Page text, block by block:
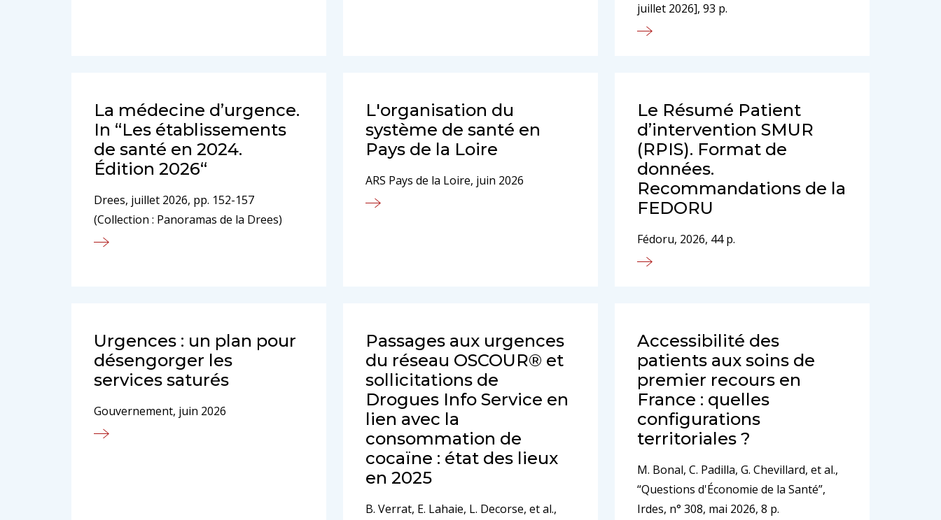
juillet 2026], 93 p.
La médecine d’urgence.
In “Les établissements
de santé en 2024.
Édition 2026“
Drees, juillet 2026, pp. 152-157
(Collection : Panoramas de la Drees)
L'organisation du
système de santé en
Pays de la Loire
ARS Pays de la Loire, juin 2026
Le Résumé Patient
d’intervention SMUR
(RPIS). Format de
données.
Recommandations de la
FEDORU
Fédoru, 2026, 44 p.
Urgences : un plan pour
désengorger les
services saturés
Gouvernement, juin 2026
Passages aux urgences
du réseau OSCOUR® et
sollicitations de
Drogues Info Service en
lien avec la
consommation de
cocaïne : état des lieux
en 2025
B. Verrat, E. Lahaie, L. Decorse, et al.,
Accessibilité des
patients aux soins de
premier recours en
France : quelles
configurations
territoriales ?
M. Bonal, C. Padilla, G. Chevillard, et al.,
“Questions d'Économie de la Santé”,
Irdes, n° 308, mai 2026, 8 p.